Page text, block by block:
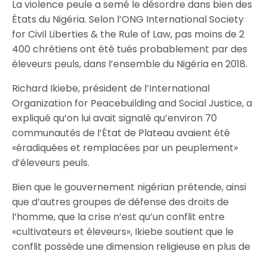
La violence peule a semé le désordre dans bien des
États du Nigéria. Selon l’ONG International Society
for Civil Liberties & the Rule of Law, pas moins de 2
400 chrétiens ont été tués probablement par des
éleveurs peuls, dans l’ensemble du Nigéria en 2018.
Richard Ikiebe, président de l’International
Organization for Peacebuilding and Social Justice, a
expliqué qu’on lui avait signalé qu’environ 70
communautés de l’État de Plateau avaient été
«éradiquées et remplacées par un peuplement»
d’éleveurs peuls.
Bien que le gouvernement nigérian prétende, ainsi
que d’autres groupes de défense des droits de
l’homme, que la crise n’est qu’un conflit entre
«cultivateurs et éleveurs», Ikiebe soutient que le
conflit possède une dimension religieuse en plus de